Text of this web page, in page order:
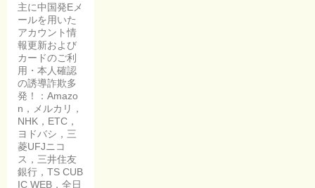
主に中国発Eメ
ールを用いた
アカウント情
報更新および
カードのご利
用・本人確認
の誘導詐欺多
発！：Amazo
n，メルカリ，
NHK，ETC，
ヨドバシ，三
菱UFJニコ
ス，三井住友
銀行，TS CUB
IC WEB，全日